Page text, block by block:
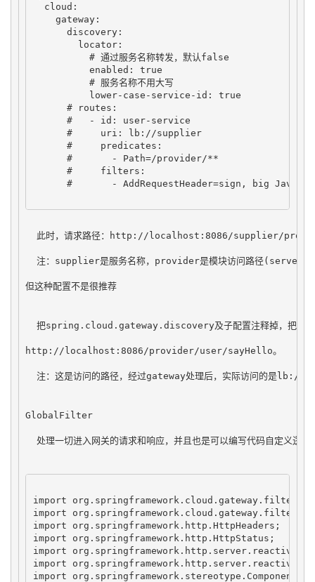
  cloud:
    gateway:
      discovery:
        locator:
          # 通过服务名称转发，默认false
          enabled: true
          # 服务名称不用大写
          lower-case-service-id: true
      # routes:
      #   - id: user-service
      #     uri: lb://supplier
      #     predicates:
      #       - Path=/provider/**
      #     filters:
#       - AddRequestHeader=sign, big
此时，请求路径：http://localhost:8086/supplier/
注：supplier是服务名称，provider是模块访问路径
但这种配置不是很推荐
把spring.cloud.gateway.discovery及子配置注释掉，把
http://localhost:8086/provider/user/sayHello。
注：这是访问的路径，经过gateway处理后，实际访问的
GlobalFilter
处理一切进入网关的请求和响应，并且也是可以编写代码自定
import
import
import org.springframework.http.HttpHeaders;
import org.springframework.http.HttpStatus;
import
import
import org.springframework.stereotype.Component;